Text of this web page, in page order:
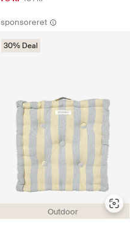
sponsoreret
Outdoor
30% Deal